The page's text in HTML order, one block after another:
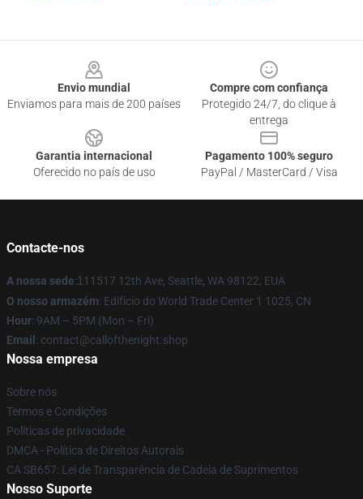
Envio mundial
Enviamos para mais de 200 países
Compre com confiança
Protegido 24/7, do clique à
entrega
Garantia internacional
Oferecido no país de uso
Pagamento 100% seguro
PayPal / MasterCard / Visa
Contacte-nos
A nossa sede:1 11517 12th Ave, Seattle, WA 98122, EUA
O nosso armazém: Edifício do World Trade Center 1 1025, CN
Hour: 9AM – 5PM (Mon – Fri)
Email : contact@callofthenight.shop
Nossa empresa
Sobre nós
Termos e Condições
Políticas de privacidade
DMCA - Política de Direitos Autorais
CA SB657: Lei de Transparência de Cadeia de Suprimentos
Nosso Suporte